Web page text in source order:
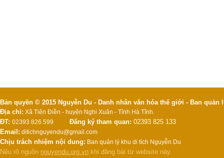
Bản quyền © 2015 Nguyễn Du - Danh nhân văn hóa thế giới - Ban
Địa chỉ: Xã Tiên Điền - huyện Nghi Xuân - Tỉnh Hà Tĩnh.
ĐT: 02393 826 599 Đăng ký tham quan: 02393 825 133
Email: ditichnguyendu@gmail.com
Chịu trách nhiệm nội dung: Ban quản lý khu di tích Nguyễn Du
Nêu rõ nguồn nguyendu.org.vn khi đăng bài từ website này.